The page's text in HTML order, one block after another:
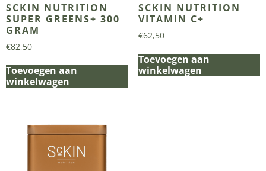
SCKIN NUTRITION
SUPER GREENS+ 300
GRAM
€82,50
Toevoegen aan
winkelwagen
SCKIN NUTRITION
VITAMIN C+
€62,50
Toevoegen aan
winkelwagen